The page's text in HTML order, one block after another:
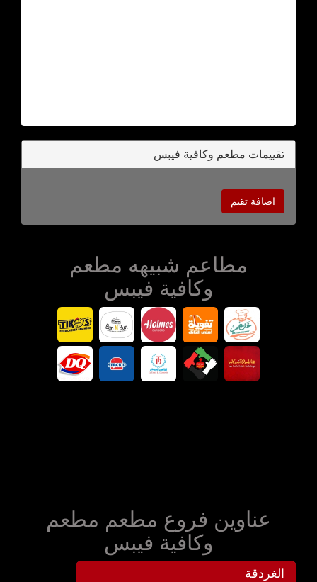
تقييمات مطعم وكافية فيبس
اضافة تقيم
مطاعم شبيهه مطعم
وكافية فيبس
عناوين فروع مطعم مطعم
وكافية فيبس
الغردقة